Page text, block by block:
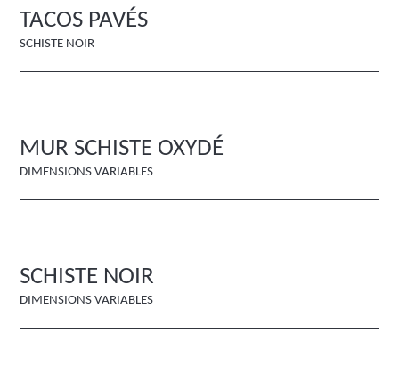
TACOS PAVÉS
SCHISTE NOIR
MUR SCHISTE OXYDÉ
DIMENSIONS VARIABLES
SCHISTE NOIR
DIMENSIONS VARIABLES